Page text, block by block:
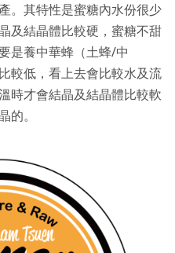
。其特性是蜜糖內水份很少
及結晶體比較硬，蜜糖不甜
是養中華蜂（土蜂/中
較低，看上去會比較水及流
時才會結晶及結晶體比較軟
的。